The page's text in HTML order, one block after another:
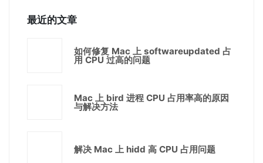
最近的文章
如何修复 Mac 上 softwareupdated 占
用 CPU 过高的问题
Mac 上 bird 进程 CPU 占用率高的原因
与解决方法
解决 Mac 上 hidd 高 CPU 占用问题